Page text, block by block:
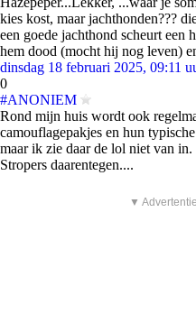
kies kost, maar jachthonden???
een goede jachthond scheurt een
hem dood (mocht hij nog leven)
dinsdag 18 februari 2025, 09:11
0
#ANONIEM
Rond mijn huis wordt ook
camouflagepakjes en hun
maar ik zie daar de lol niet van
Stropers daarentegen....
▼